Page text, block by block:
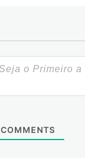
COMMENTS